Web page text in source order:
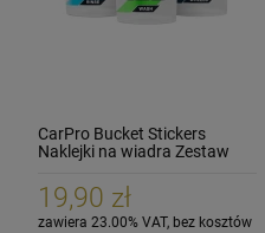
CarPro Bucket Stickers
Naklejki na wiadra Zestaw
19,90 zł
zawiera 23.00% VAT, bez kosztów